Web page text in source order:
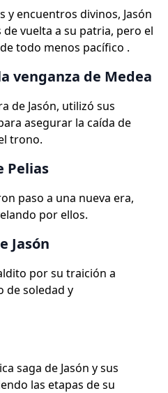
y encuentros divinos, Jasón
vuelta a su patria, pero el
todo menos pacífico .
venganza de Medea
de Jasón, utilizó sus
asegurar la caída de
trono.
Pelias
paso a una nueva era,
por ellos.
Jasón
por su traición a
de soledad y
saga de Jasón y sus
las etapas de su